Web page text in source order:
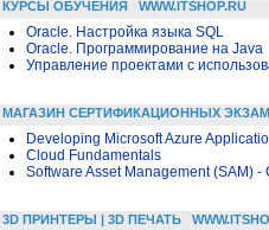
КУРСЫ ОБУЧЕНИЯ WWW.ITSHOP.RU
Oracle. Настройка языка SQL
Oracle. Программирование на Java
Управление проектами с
МАГАЗИН СЕРТИФИКАЦИОННЫХ
Developing Microsoft Azure
Cloud Fundamentals
Software Asset Management (SAM) -
3D ПРИНТЕРЫ | 3D ПЕЧАТЬ